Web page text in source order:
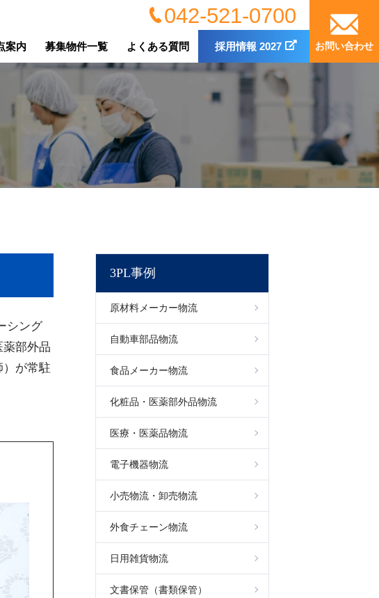
042-521-0700
案内 募集物件一覧 よくある質問 採用情報 2027 お問い合わせ
シング
部外品
が常駐
3PL事例
原材料メーカー物流
自動車部品物流
食品メーカー物流
化粧品・医薬部外品物流
医療・医薬品物流
電子機器物流
小売物流・卸売物流
外食チェーン物流
日用雑貨物流
文書保管（書類保管）